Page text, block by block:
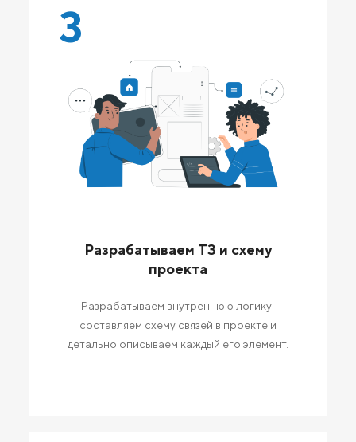
3
Разрабатываем ТЗ и схему
проекта
Разрабатываем внутреннюю логику:
составляем схему связей в проекте и
детально описываем каждый его элемент.